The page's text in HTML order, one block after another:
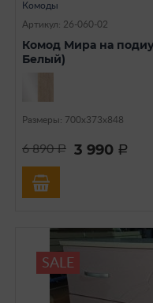
Комоды
Артикул: 26-060-02
Комод Мира на
Белый)
Размеры: 700х373х848
6 890a 3 990 a
SALE